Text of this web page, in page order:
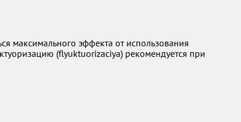
максимального эффекта от использования
(flyuktuorizaciya) рекомендуется при